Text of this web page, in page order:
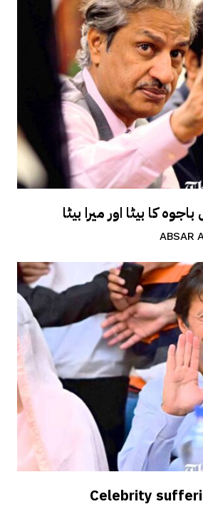
کا بیٹا اور میرا بیٹا
ABSAR
Celebrity